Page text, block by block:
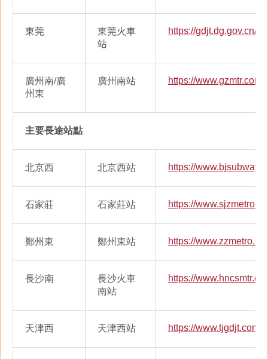
東莞
東莞火車
站
https://gdjt.dg.gov.cn/
廣州南/廣
州東
廣州南站 https://www.gzmtr.com/
主要長途站點
北京西 北京西站 https://
石家莊 石家莊站 https://
鄭州東 鄭州東站 https://
長沙南
長沙火車
南站
https://
天津西 天津西站 https://www.tjgdjt.com/